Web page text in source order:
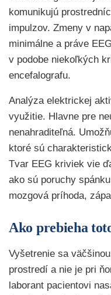
komunikujú
impulzov. Zmeny v
minimálne a práve
v podobe niekoľkých
encefalografu.
Analýza elektrickej
využitie. Hlavne pre
nenahraditeľná.
ktoré sú
Tvar EEG kriviek vie
ako sú poruchy
mozgová príhoda,
Ako prebieha
Vyšetrenie sa
prostredí a nie je pri
laborant pacientovi